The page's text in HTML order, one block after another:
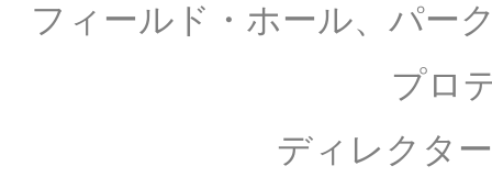
フィールド・ホール、パー
プロデュー
ディレクタ